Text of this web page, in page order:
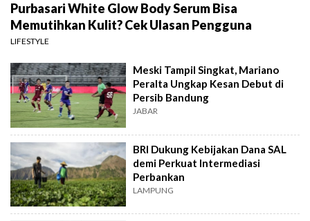
Purbasari White Glow Body Serum Bisa
Memutihkan Kulit? Cek Ulasan Pengguna
LIFESTYLE
Meski Tampil Singkat, Mariano
Peralta Ungkap Kesan Debut di
Persib Bandung
JABAR
BRI Dukung Kebijakan Dana SAL
demi Perkuat Intermediasi
Perbankan
LAMPUNG